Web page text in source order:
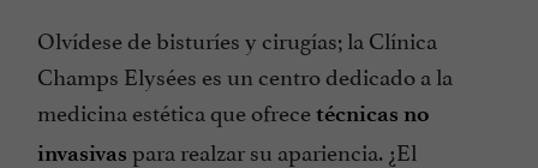
Olvídese de bisturíes y cirugías; la Clínica
Champs Elysées es un centro dedicado a la
medicina estética que ofrecetécnicas no
invasivas para realzar su apariencia. ¿El